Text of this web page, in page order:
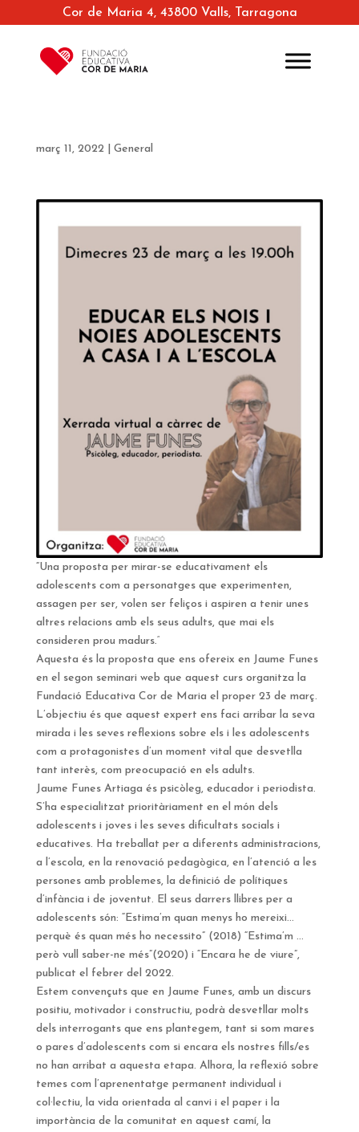
Cor de Maria 4, 43800 Valls, Tarragona
març 11, 2022| General
“Una proposta per mirar-se educativament els
adolescents com a personatges que experimenten,
assagen per ser, volen ser feliços i aspiren a tenir unes
altres relacions amb els seus adults, que mai els
consideren prou madurs.”
Aquesta és la proposta que ens ofereix en Jaume Funes
en el segon seminari web que aquest curs organitza la
Fundació Educativa Cor de Maria el proper 23 de març.
L’objectiu és que aquest expert ens faci arribar la seva
mirada i les seves reflexions sobre els i les adolescents
com a protagonistes d’un moment vital que desvetlla
tant interès, com preocupació en els adults.
Jaume Funes Artiaga és psicòleg, educador i periodista.
S’ha especialitzat prioritàriament en el món dels
adolescents i joves i les seves dificultats socials i
educatives. Ha treballat per a diferents administracions,
a l’escola, en la renovació pedagògica, en l’atenció a les
persones amb problemes, la definició de polítiques
d’infància i de joventut. El seus darrers llibres per a
adolescents són: “Estima’m quan menys ho mereixi…
perquè és quan més ho necessito” (2018) “Estima’m …
però vull saber-ne més”(2020) i “Encara he de viure”,
publicat el febrer del 2022.
Estem convençuts que en Jaume Funes, amb un discurs
positiu, motivador i constructiu, podrà desvetllar molts
dels interrogants que ens plantegem, tant si som mares
o pares d’adolescents com si encara els nostres fills/es
no han arribat a aquesta etapa. Alhora, la reflexió sobre
temes com l’aprenentatge permanent individual i
col·lectiu, la vida orientada al canvi i el paper i la
importància de la comunitat en aquest camí, la